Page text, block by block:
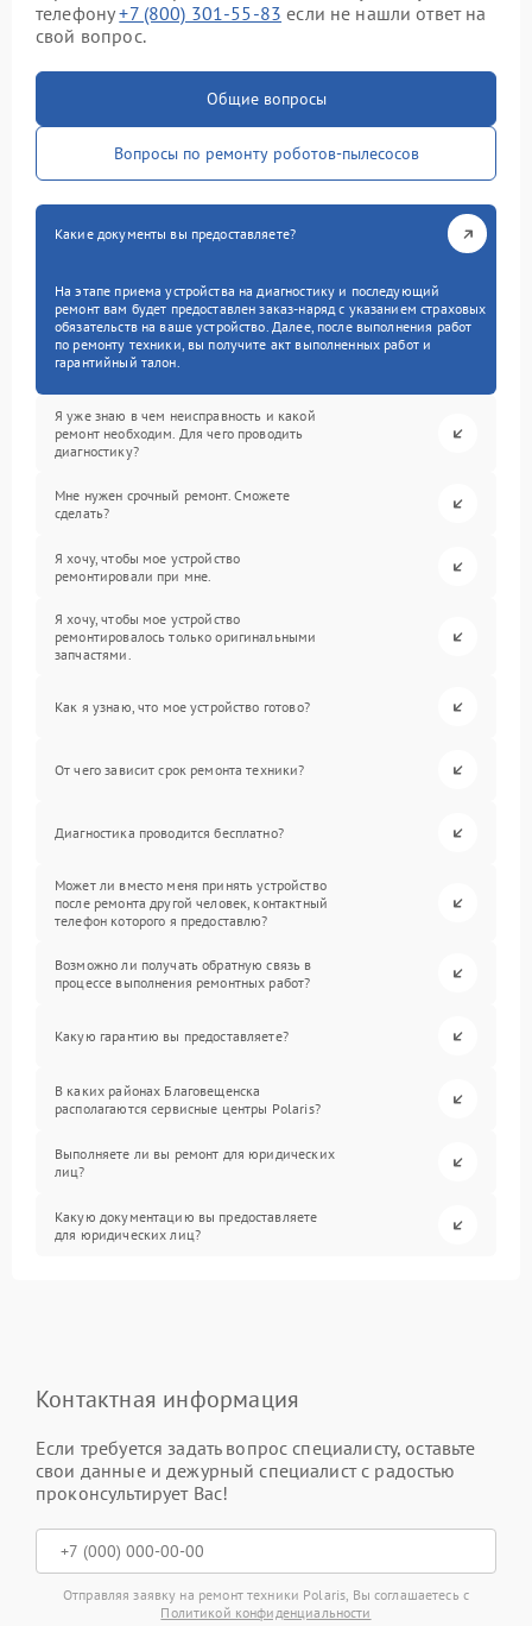
телефону+7 (800) 301-55-83 если не нашли ответ на
свой вопрос.
Общие вопросы
Вопросы по ремонту роботов-пылесосов
Какие документы вы предоставляете?
На этапе приема устройства на диагностику и последующий
ремонт вам будет предоставлен заказ-наряд с указанием страховых
обязательств на ваше устройство. Далее, после выполнения работ
по ремонту техники, вы получите акт выполненных работ и
гарантийный талон.
Я уже знаю в чем неисправность и какой
ремонт необходим. Для чего проводить
диагностику?
Мне нужен срочный ремонт. Сможете
сделать?
Я хочу, чтобы мое устройство
ремонтировали при мне.
Я хочу, чтобы мое устройство
ремонтировалось только оригинальными
запчастями.
Как я узнаю, что мое устройство готово?
От чего зависит срок ремонта техники?
Диагностика проводится бесплатно?
Может ли вместо меня принять устройство
после ремонта другой человек, контактный
телефон которого я предоставлю?
Возможно ли получать обратную связь в
процессе выполнения ремонтных работ?
Какую гарантию вы предоставляете?
В каких районах Благовещенска
располагаются сервисные центры Polaris?
Выполняете ли вы ремонт для юридических
лиц?
Какую документацию вы предоставляете
для юридических лиц?
Контактная информация
Если требуется задать вопрос специалисту, оставьте
свои данные и дежурный специалист с радостью
проконсультирует Вас!
Отправляя заявку на ремонт техники Polaris, Вы соглашаетесь с
Политикой конфиденциальности